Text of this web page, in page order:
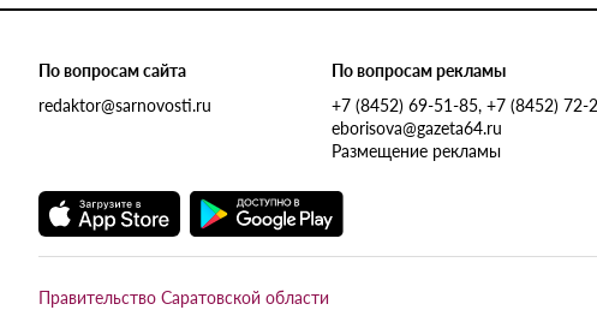
По вопросам сайта
redaktor@sarnovosti.ru
По вопросам рекламы
+7 (8452) 69-51-85, +7 (8452) 72-
eborisova@gazeta64.ru
Размещение рекламы
Правительство Саратовской области